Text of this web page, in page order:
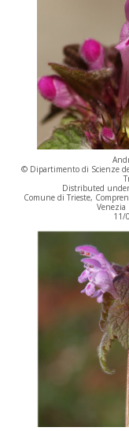
© Dipartimento di Scienze
Distributed under
Comune di Trieste,
11/